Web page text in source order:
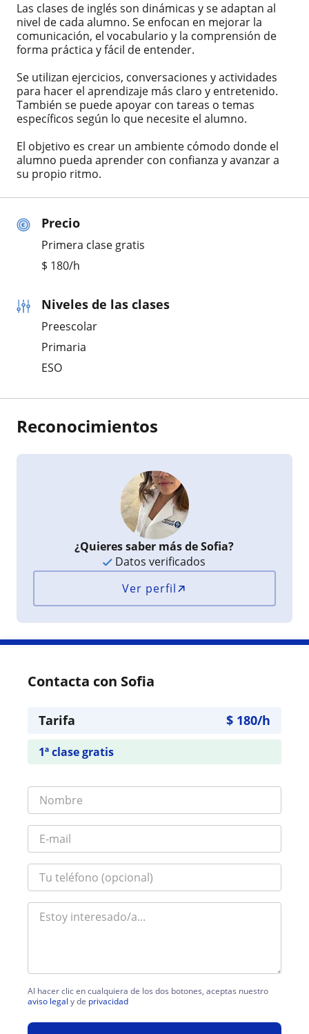
Precio
Primera clase gratis
$ 180/h
Niveles de las clases
Preescolar
Primaria
ESO
Las clases de inglés son dinámicas y se adaptan al
nivel de cada alumno. Se enfocan en mejorar la
comunicación, el vocabulario y la comprensión de
forma práctica y fácil de entender.
Se utilizan ejercicios, conversaciones y actividades
para hacer el aprendizaje más claro y entretenido.
También se puede apoyar con tareas o temas
específicos según lo que necesite el alumno.
El objetivo es crear un ambiente cómodo donde el
alumno pueda aprender con confianza y avanzar a
su propio ritmo.
Reconocimientos
¿Quieres saber más de Sofia?
Datos verificados
Ver perfil
Contacta con Sofia
Tarifa $ 180/h
1ª clase gratis
Al hacer clic en cualquiera de los dos botones, aceptas nuestro
aviso legal y de privacidad